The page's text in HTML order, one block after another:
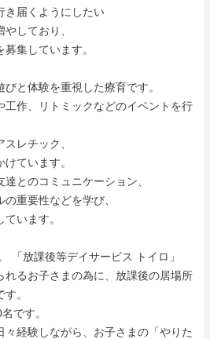
き届くようにしたい
しており、
集しています。
と体験を重視した療育です。
工作、リトミックなどのイベントを行
レチック、
ています。
とのコミュニケーション、
重要性などを学び、
います。
「放課後等デイサービス トイロ」
れるお子さまの為に、放課後の居場所
。
です。
々経験しながら、お子さまの「やりた